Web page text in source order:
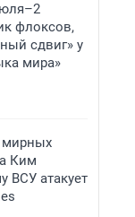
флоксов,
сдвиг» у
мира»
мирных
Ким
ВСУ атакует